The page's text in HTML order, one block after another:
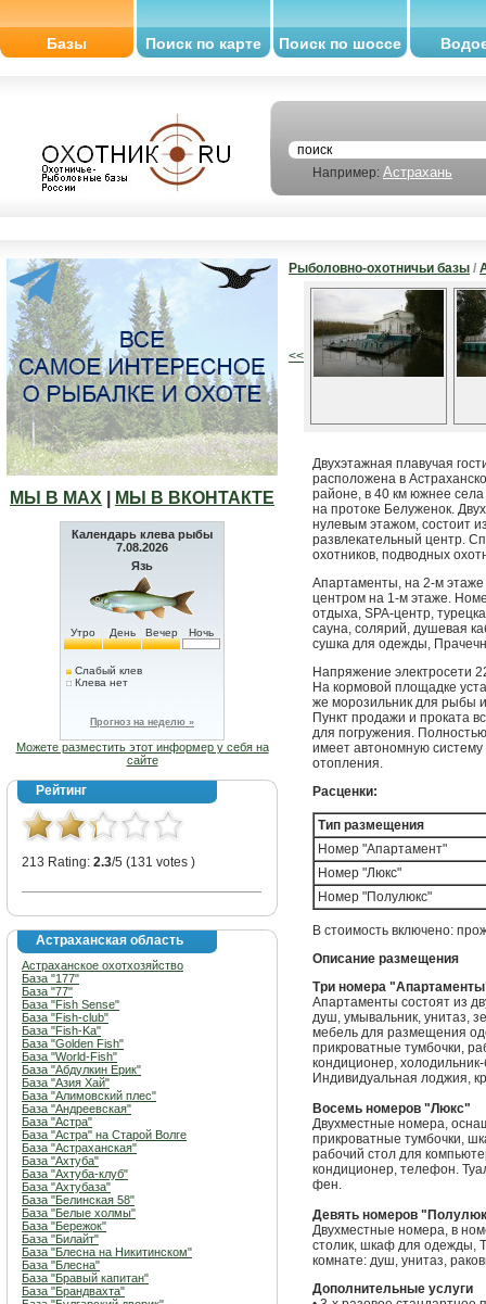
Базы Поиск по карте Поиск по шоссе
Например: Астрахань
МЫ В МАХ МЫ В ВКОНТАКТЕ
Календарь клева рыбы
7.08.2026
Язь
Утро День Вечер Ночь
Слабый клев
Клева нет
Прогноз на неделю »
Можете разместить этот информер у себя на
сайте
Рейтинг
213 Rating: 2.3/5 (131 votes )
Астраханская область
Астраханское охотхозяйство
База "177"
База "77"
База "Fish Sense"
База "Fish-club"
База "Fish-Ka"
База "Golden Fish"
База "World-Fish"
База "Абдулкин Ерик"
База "Азия Хай"
База "Алимовский плес"
База "Андреевская"
База "Астра"
База "Астра" на Старой Волге
База "Астраханская"
База "Ахтуба"
База "Ахтуба-клуб"
База "Ахтубаза"
База "Белинская 58"
База "Белые холмы"
База "Бережок"
База "Билайт"
База "Блесна на Никитинском"
База "Блесна"
База "Бравый капитан"
База "Брандвахта"
Рыболовно-охотничьи базы /
<<
Двухэтажная плавучая
расположена в
районе, в 40 км южнее села
на протоке Белуженок.
нулевым этажом, состоит
развлекательный центр.
охотников, подводных
Апартаменты, на 2-м
центром на 1-м этаже.
отдыха, SPA-центр,
сауна, солярий, душевая
сушка для одежды,
Напряжение электросети
На кормовой площадке
же морозильник для рыбы
Пункт продажи и проката
для погружения.
имеет автономную систему
отопления.
Расценки:
Тип размещения
Номер "Апартамент"
Номер "Люкс"
Номер "Полулюкс"
В стоимость включено:
Описание размещения
Три номера
Апартаменты состоят из
душ, умывальник, унитаз,
мебель для размещения
прикроватные тумбочки,
кондиционер,
Индивидуальная лоджия,
Восемь номеров "Люкс"
Двухместные номера,
прикроватные тумбочки,
рабочий стол для
кондиционер, телефон.
фен.
Девять номеров
Двухместные номера, в
столик, шкаф для одежды,
комнате: душ, унитаз,
Дополнительные услуги